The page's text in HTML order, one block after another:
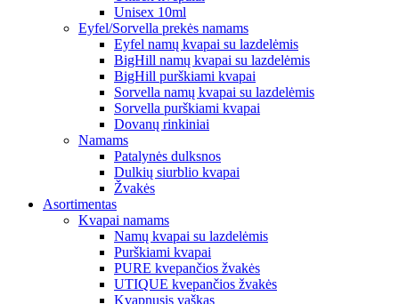
Unisex 10ml
Eyfel/Sorvella prekės namams
Eyfel namų kvapai su lazdelėmis
BigHill namų kvapai su lazdelėmis
BigHill purškiami kvapai
Sorvella namų kvapai su lazdelėmis
Sorvella purškiami kvapai
Dovanų rinkiniai
Namams
Patalynės dulksnos
Dulkių siurblio kvapai
Žvakės
Asortimentas
Kvapai namams
Namų kvapai su lazdelėmis
Purškiami kvapai
PURE kvepančios žvakės
UTIQUE kvepančios žvakės
Kvapnusis vaškas